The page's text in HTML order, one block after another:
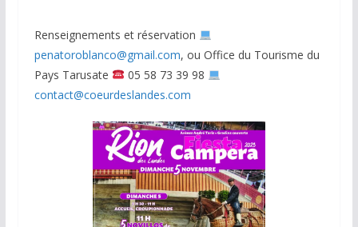
Renseignements et réservation
penatoroblanco@gmail.com, ou Office du Tourisme du
Pays Tarusate
05 58 73 39 98
contact@coeurdeslandes.com